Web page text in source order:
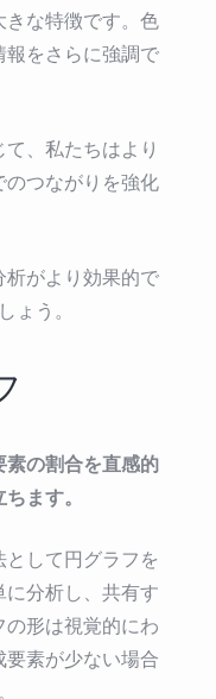
な特徴です。色
をさらに強調で
、私たちはより
のつながりを強化
がより効果的で
ょう。
の割合を直感的
ます。
して円グラフを
分析し、共有す
形は視覚的にわ
素が少ない場合